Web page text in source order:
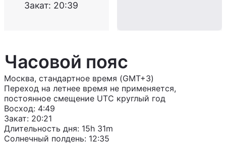
Закат: 20:39
Часовой пояс
Москва, стандартное время (GMT+3)
Переход на летнее время не применяется,
постоянное смещение UTC круглый год
Восход: 4:49
Закат: 20:21
Длительность дня: 15h 31m
Солнечный полдень: 12:35